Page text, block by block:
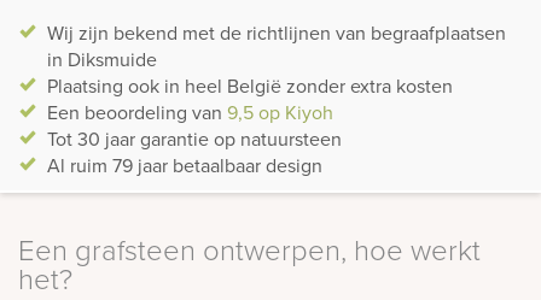
Wij zijn bekend met de richtlijnen van begraafplaatsen
in Diksmuide
Plaatsing ook in heel België zonder extra kosten
Een beoordeling van 9,5 op Kiyoh
Tot 30 jaar garantie op natuursteen
Al ruim 79 jaar betaalbaar design
Een grafsteen ontwerpen, hoe werkt
het?